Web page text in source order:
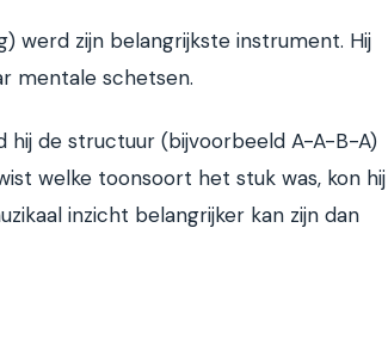
werd zijn belangrijkste instrument. Hij
mentale schetsen.
hij de structuur (bijvoorbeeld A-A-B-A)
welke toonsoort het stuk was, kon hij
inzicht belangrijker kan zijn dan